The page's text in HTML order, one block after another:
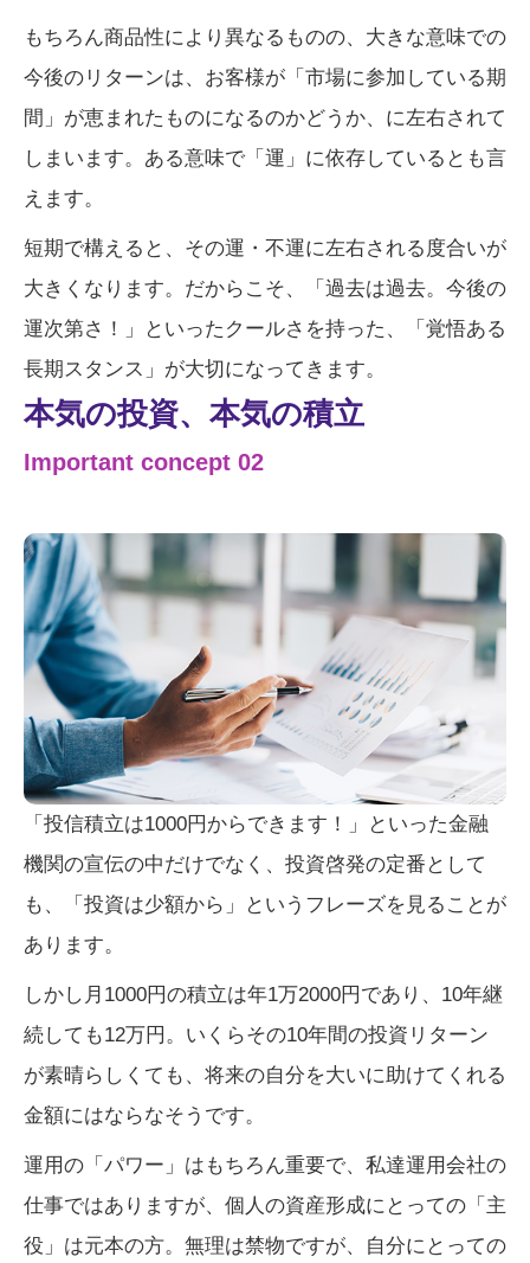
もちろん商品性により異なるものの、大きな意味での
今後のリターンは、お客様が「市場に参加している期
間」が恵まれたものになるのかどうか、に左右されて
しまいます。ある意味で「運」に依存しているとも言
えます。
短期で構えると、その運・不運に左右される度合いが
大きくなります。だからこそ、「過去は過去。今後の
運次第さ！」といったクールさを持った、「覚悟ある
長期スタンス」が大切になってきます。
本気の投資、本気の積立
Important concept 02
「投信積立は1000円からできます！」といった金融
機関の宣伝の中だけでなく、投資啓発の定番として
も、「投資は少額から」というフレーズを見ることが
あります。
しかし月1000円の積立は年1万2000円であり、10年継
続しても12万円。いくらその10年間の投資リターン
が素晴らしくても、将来の自分を大いに助けてくれる
金額にはならなそうです。
運用の「パワー」はもちろん重要で、私達運用会社の
仕事ではありますが、個人の資産形成にとっての「主
役」は元本の方。無理は禁物ですが、自分にとっての